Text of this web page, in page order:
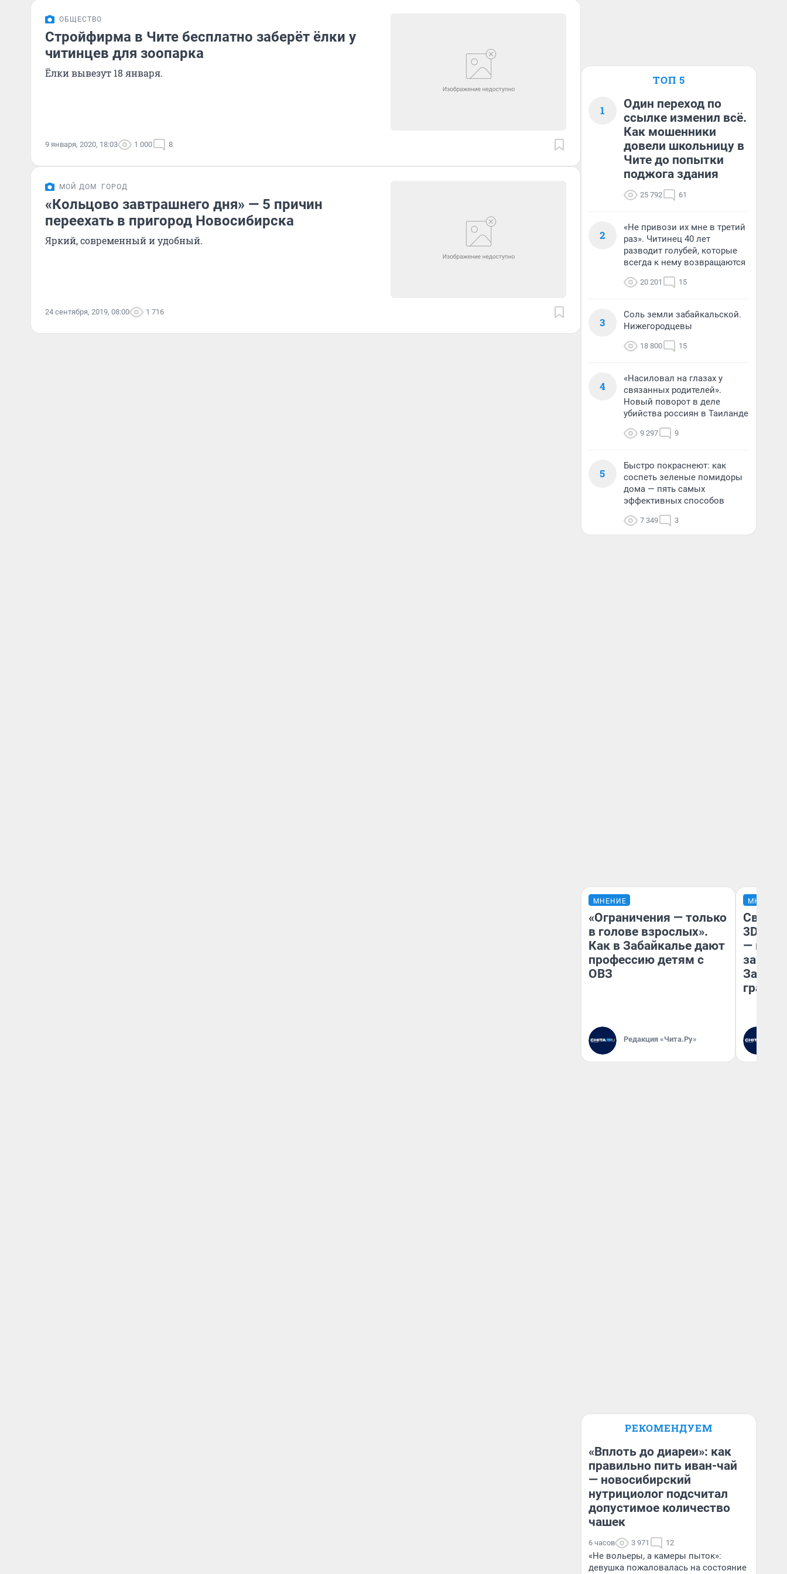
ОБЩЕСТВО
Стройфирма в Чите бесплатно заберёт ёлки у
читинцев для зоопарка
Ёлки вывезут 18 января.
9 января, 2020, 18:03 1 000 8
МОЙ ДОМ ГОРОД
«Кольцово завтрашнего дня» — 5 причин
переехать в пригород Новосибирска
Яркий, современный и удобный.
24 сентября, 2019, 08:00 1 716
ТОП 5
1
Один переход по
ссылке изменил всё.
Как мошенники
довели школьницу в
Чите до попытки
поджога здания
25 792 61
2
«Не привози их мне в третий
раз». Читинец 40 лет
разводит голубей, которые
всегда к нему возвращаются
20 201 15
3
Соль земли забайкальской.
Нижегородцевы
18 800 15
4
«Насиловал на глазах у
связанных родителей».
Новый поворот в деле
убийства россиян в Таиланде
9 297 9
5
Быстро покраснеют: как
соспеть зеленые помидоры
дома — пять самых
эффективных способов
7 349 3
МНЕНИЕ
«Ограничения — только
в голове взрослых».
Как в Забайкалье дают
профессию детям с
ОВЗ
Редакция «Чита.Ру»
МНЕНИЕ
— как
РЕКОМЕНДУЕМ
«Вплоть до диареи»: как
правильно пить иван-чай
— новосибирский
нутрициолог подсчитал
допустимое количество
чашек
6 часов 3 971 12
«Не вольеры, а камеры пыток»:
девушка пожаловалась на состояние